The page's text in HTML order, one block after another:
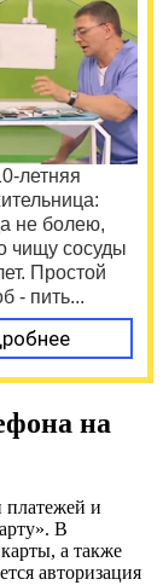
летняя
не болею,
чищу сосуды
Простой
- пить...
на
платежей и
В
а также
авторизация